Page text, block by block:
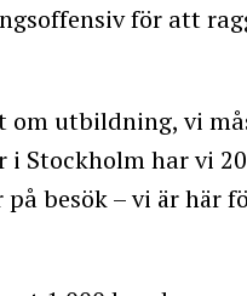
för att
om utbildning, vi
i Stockholm har vi
besök – vi är här